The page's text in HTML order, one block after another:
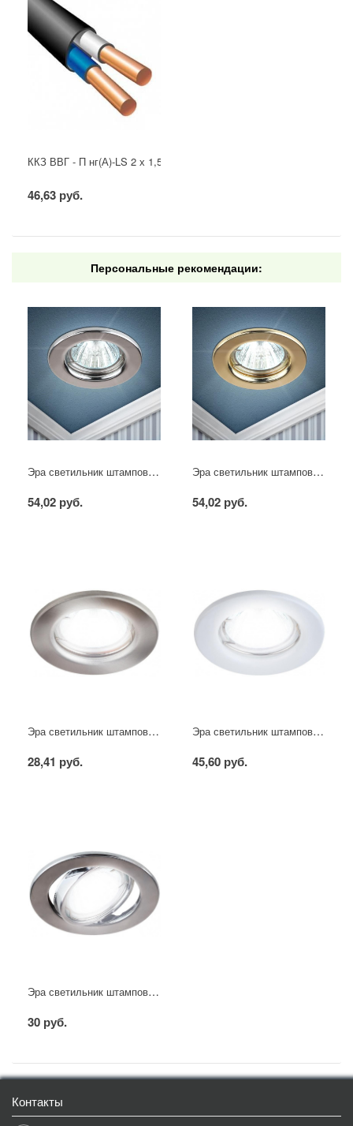
ККЗ ВВГ - П нг(А)-LS 2 х 1,5 ГОСТ
46,63 руб.
Персональные рекомендации:
Эра светильник штампованный MR16 хром
54,02 руб.
Эра светильник штампованный MR16 золото
54,02 руб.
Эра светильник штампованный MR16 сатин никель
28,41 руб.
Эра светильник штампованный MR16 белый
45,60 руб.
Эра светильник штампованный поворотный MR16 хром
30 руб.
Контакты